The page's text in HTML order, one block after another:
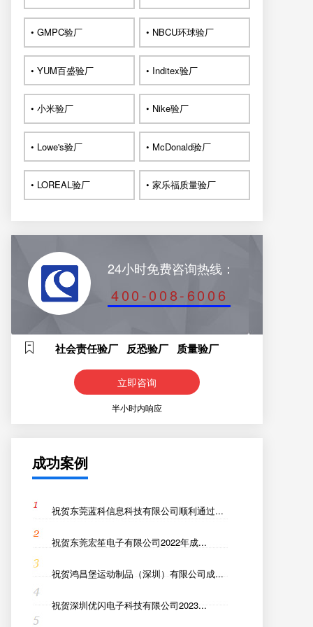
• GMPC验厂 • NBCU环球验厂
• YUM百盛验厂 • Inditex验厂
• 小米验厂 • Nike验厂
• Lowe's验厂 • McDonald验厂
• LOREAL验厂 • 家乐福质量验厂
24小时免费咨询热线：
400-008-6006
社会责任验厂 反恐验厂 质量验厂
立即咨询
半小时内响应
成功案例
祝贺东莞蓝科信息科技有限公司顺利通过...
祝贺东莞宏笙电子有限公司2022年成...
祝贺鸿昌堡运动制品（深圳）有限公司成...
祝贺深圳优闪电子科技有限公司2023...